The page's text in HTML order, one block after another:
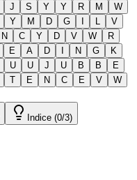
J S Y Y R M
W
Y M D G I L
V
N C Y D V W
R
E A D I N G
K
U U J U B B
E
T E N C E V
W
Indice (0/3)